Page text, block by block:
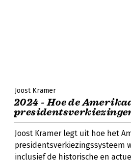
Joost Kramer
2024 - Hoe de
Joost Kramer legt uit hoe het
presidentsverkiezingssysteem
inclusief de historische en